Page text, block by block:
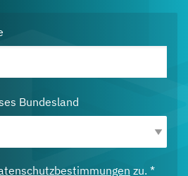
Bundesland
zu. *